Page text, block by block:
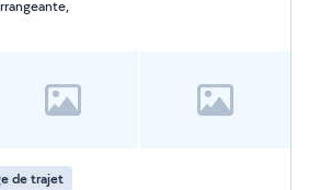
bienveillance et arrangeante,
de trajet